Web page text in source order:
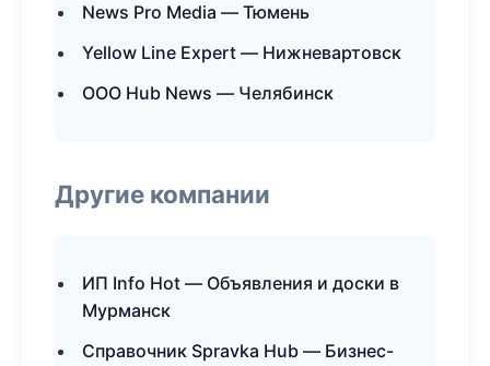
News Pro Media — Тюмень
Yellow Line Expert — Нижневартовск
ООО Hub News — Челябинск
Другие компании
ИП Info Hot — Объявления и доски в
Мурманск
Справочник Spravka Hub — Бизнес-